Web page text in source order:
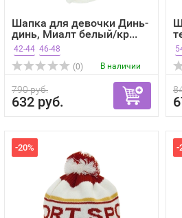
Шапка для девочки Динь-
динь, Миалт белый/кр...
42-44 46-48
(0)
В наличии
790 руб.
632 руб.
-20% -